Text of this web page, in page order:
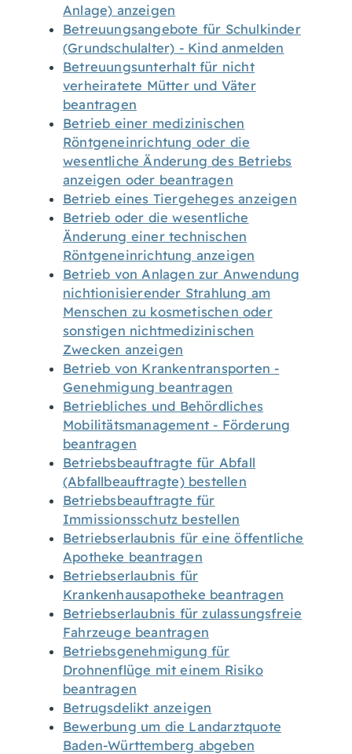
Anlage) anzeigen
Betreuungsangebote für Schulkinder
(Grundschulalter) - Kind anmelden
Betreuungsunterhalt für nicht
verheiratete Mütter und Väter
beantragen
Betrieb einer medizinischen
Röntgeneinrichtung oder die
wesentliche Änderung des Betriebs
anzeigen oder beantragen
Betrieb eines Tiergeheges anzeigen
Betrieb oder die wesentliche
Änderung einer technischen
Röntgeneinrichtung anzeigen
Betrieb von Anlagen zur Anwendung
nichtionisierender Strahlung am
Menschen zu kosmetischen oder
sonstigen nichtmedizinischen
Zwecken anzeigen
Betrieb von Krankentransporten -
Genehmigung beantragen
Betriebliches und Behördliches
Mobilitätsmanagement - Förderung
beantragen
Betriebsbeauftragte für Abfall
(Abfallbeauftragte) bestellen
Betriebsbeauftragte für
Immissionsschutz bestellen
Betriebserlaubnis für eine öffentliche
Apotheke beantragen
Betriebserlaubnis für
Krankenhausapotheke beantragen
Betriebserlaubnis für zulassungsfreie
Fahrzeuge beantragen
Betriebsgenehmigung für
Drohnenflüge mit einem Risiko
beantragen
Betrugsdelikt anzeigen
Bewerbung um die Landarztquote
Baden-Württemberg abgeben